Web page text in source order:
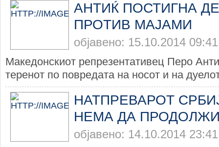
АНТИЌ ПОСТИГНА
ПРОТИВ МАЈАМИ
објавено: 15.10.2014 09:41
Македонскиот репрезентативец Перо
теренот по повредата на носот и на
НАТПРЕВАРОТ
НЕМА ДА
објавено: 14.10.2014 23:41